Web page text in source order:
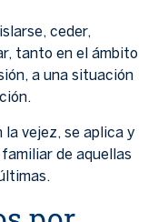
ceder,
tanto en el ámbito
a una situación
la vejez, se aplica y
de aquellas